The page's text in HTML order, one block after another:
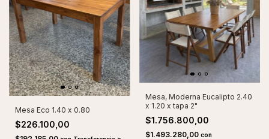
Mesa Eco 1.40 x 0.80
$226.100,00
Mesa, Moderna Eucalipto 2.40
x 1.20 x tapa 2"
$1.756.800,00
$1.493.280,00 con